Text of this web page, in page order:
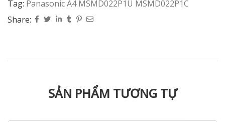
Tag: Panasonic A4 MSMD022P1U MSMD022P1C
Share:
SẢN PHẨM TƯƠNG TỰ